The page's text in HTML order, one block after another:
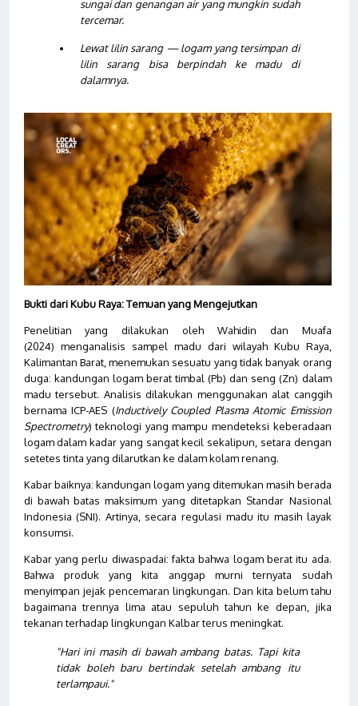
sungai dan genangan air yang mungkin sudah
tercemar.
Lewat lilin sarang — logam yang tersimpan di
lilin sarang bisa berpindah ke madu di
dalamnya.
Bukti dari Kubu Raya: Temuan yang Mengejutkan
Penelitian yang dilakukan oleh Wahidin dan Muafa
(2024) menganalisis sampel madu dari wilayah Kubu Raya,
Kalimantan Barat, menemukan sesuatu yang tidak banyak orang
duga: kandungan logam berat timbal (Pb) dan seng (Zn) dalam
madu tersebut. Analisis dilakukan menggunakan alat canggih
bernama ICP-AES (Inductively Coupled Plasma Atomic Emission
Spectrometry) teknologi yang mampu mendeteksi keberadaan
logam dalam kadar yang sangat kecil sekalipun, setara dengan
setetes tinta yang dilarutkan ke dalam kolam renang.
Kabar baiknya: kandungan logam yang ditemukan masih berada
di bawah batas maksimum yang ditetapkan Standar Nasional
Indonesia (SNI). Artinya, secara regulasi madu itu masih layak
konsumsi.
Kabar yang perlu diwaspadai: fakta bahwa logam berat itu ada.
Bahwa produk yang kita anggap murni ternyata sudah
menyimpan jejak pencemaran lingkungan. Dan kita belum tahu
bagaimana trennya lima atau sepuluh tahun ke depan, jika
tekanan terhadap lingkungan Kalbar terus meningkat.
"Hari ini masih di bawah ambang batas. Tapi kita
tidak boleh baru bertindak setelah ambang itu
terlampaui."